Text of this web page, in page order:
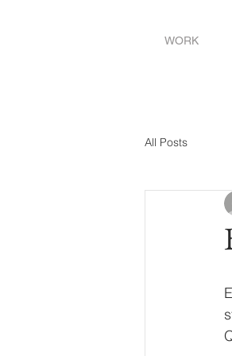
WORK
All Posts